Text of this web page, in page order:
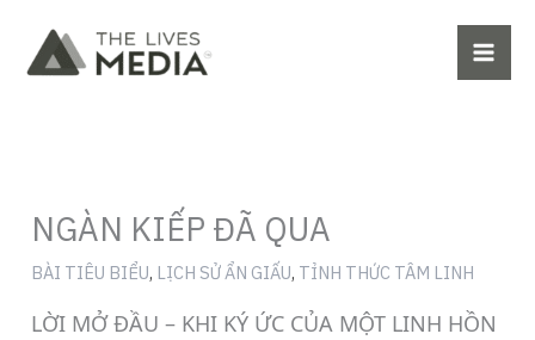
content
NGÀN KIẾP ĐÃ QUA
BÀI TIÊU BIỂU, LỊCH SỬ ẨN GIẤU, TỈNH THỨC TÂM LINH
LỜI MỞ ĐẦU – KHI KÝ ỨC CỦA MỘT LINH HỒN